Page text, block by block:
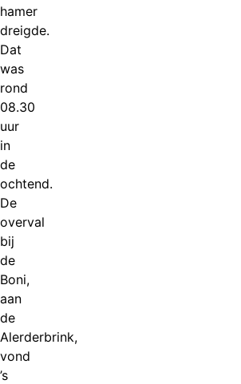
hamer
dreigde.
Dat
was
rond
08.30
uur
in
de
ochtend.
De
overval
bij
de
Boni,
aan
de
Alerderbrink,
vond
’s